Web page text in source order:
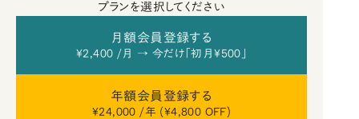
プランを選択してください
月額会員登録する
¥2,400 /月 → 今だけ「初月¥500」
年額会員登録する
¥24,000 /年 (¥4,800 OFF)